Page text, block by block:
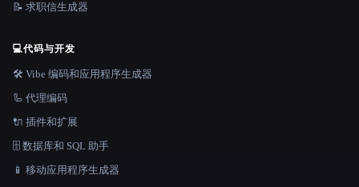
📝 求职信生成器
💻代码与开发
🛠️ Vibe 编码和应用程序生成器
🦾 代理编码
🔌 插件和扩展
🗄️ 数据库和 SQL 助手
📱 移动应用程序生成器